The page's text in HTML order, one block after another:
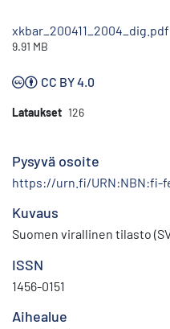
xkbar_200411_2004_dig.pdf
9.91 MB
CC BY 4.0
Lataukset 126
Pysyvä osoite
https://urn.fi/URN:NBN:fi-
Kuvaus
Suomen virallinen tilasto
ISSN
1456-0151
Aihealue